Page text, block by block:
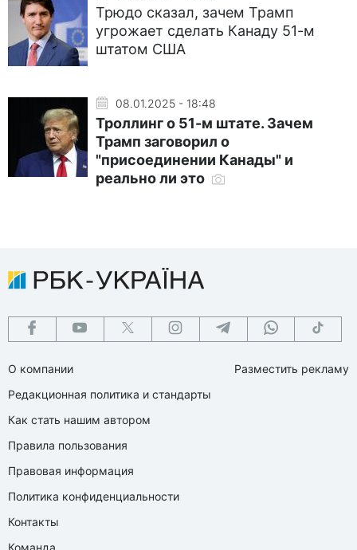
Трюдо сказал, зачем Трамп
угрожает сделать Канаду 51-м
штатом США
08.01.2025 - 18:48
Троллинг о 51-м штате. Зачем
Трамп заговорил о
"присоединении Канады" и
реально ли это
О компании
Редакционная политика и стандарты
Как стать нашим автором
Правила пользования
Правовая информация
Политика конфиденциальности
Контакты
Команда
Разместить рекламу